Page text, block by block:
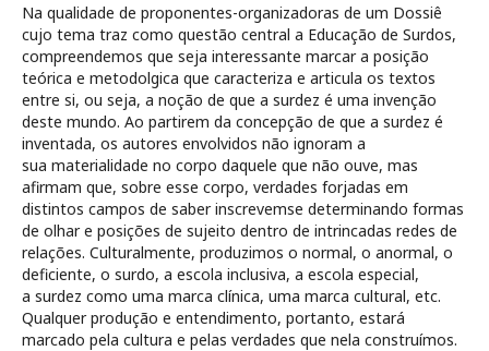
Na qualidade de proponentes-organizadoras de um Dossiê
cujo tema traz como questão central a Educação de Surdos,
compreendemos que seja interessante marcar a posição
teórica e metodolgica que caracteriza e articula os textos
entre si, ou seja, a noção de que a surdez é uma invenção
deste mundo. Ao partirem da concepção de que a surdez é
inventada, os autores envolvidos não ignoram a
sua materialidade no corpo daquele que não ouve, mas
afirmam que, sobre esse corpo, verdades forjadas em
distintos campos de saber inscrevemse determinando formas
de olhar e posições de sujeito dentro de intrincadas redes de
relações. Culturalmente, produzimos o normal, o anormal, o
deficiente, o surdo, a escola inclusiva, a escola especial,
a surdez como uma marca clínica, uma marca cultural, etc.
Qualquer produção e entendimento, portanto, estará
marcado pela cultura e pelas verdades que nela construímos.